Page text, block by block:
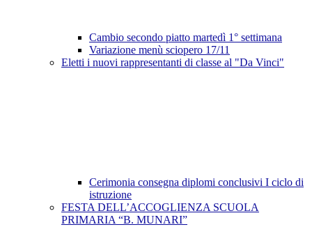
Cambio secondo piatto martedì 1° settimana
Variazione menù sciopero 17/11
Eletti i nuovi rappresentanti di classe al "Da Vinci"
Cerimonia consegna diplomi conclusivi I ciclo di
istruzione
FESTA DELL’ACCOGLIENZA SCUOLA
PRIMARIA “B. MUNARI”